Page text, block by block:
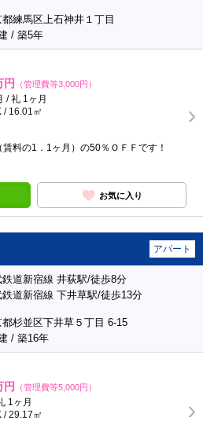
練馬区上石神井１丁目
/ 築5年
円 （管理費等3,000円）
/ 礼 1ヶ月
/ 16.01㎡
料の1．1ヶ月）の50％ＯＦＦです！
お気に入り
アパート
鉄道新宿線 井荻駅/徒歩8分
鉄道新宿線 下井草駅/徒歩13分
都杉並区下井草５丁目 6-15
/ 築16年
円 （管理費等5,000円）
1ヶ月
/ 29.17㎡